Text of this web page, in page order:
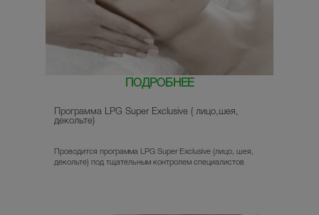
ПОДРОБНЕЕ
Программа LPG Super Exclusive ( лицо,шея,
декольте)
Проводится программа LPG Super Exclusive (лицо, шея,
декольте) под тщательным контролем специалистов